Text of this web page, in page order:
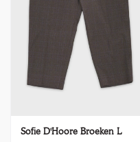
Sofie D'Hoore Broeken L